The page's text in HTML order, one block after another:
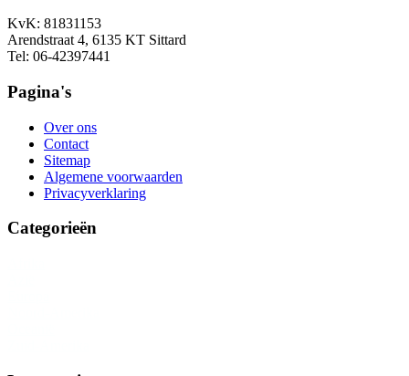
KvK: 81831153
Arendstraat 4, 6135 KT Sittard
Tel: 06-42397441
Pagina's
Over ons
Contact
Sitemap
Algemene voorwaarden
Privacyverklaring
Categorieën